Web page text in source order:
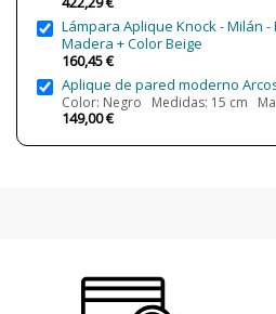
Bombilla Incluida?
Sí
Nº bombillas necesarias
Clase
Clase
Regulación
Certificados
CE
Lámpara Aplique Knock - Milán -
Madera + Color Beige
160,45 €
Aplique de pared moderno
Color: Negro Medidas: 15 cm
149,00 €